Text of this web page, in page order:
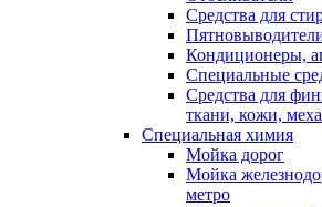
Средства для
Кондиционеры,
Специальные
Средства для
ткани, кожи, меха
Специальная химия
Мойка дорог
Мойка
метро